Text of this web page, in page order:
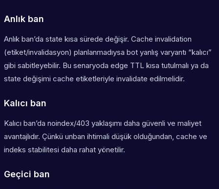
Anlık ban
Anlık ban’da state kısa sürede değişir. Cache invalidation
(etiket/invalidasyon) planlanmadıysa bot yanlış varyantı “kalıcı”
gibi sabitleyebilir. Bu senaryoda edge TTL kısa tutulmalı ya da
state değişimi cache etiketleriyle invalidate edilmelidir.
Kalıcı ban
Kalıcı ban’da noindex/403 yaklaşımı daha güvenli ve maliyet
avantajlıdır. Çünkü unban ihtimali düşük olduğundan, cache ve
indeks stabilitesi daha rahat yönetilir.
Geçici ban